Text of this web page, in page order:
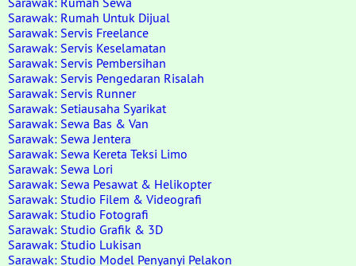
Sarawak: Rumah Untuk Dijual
Sarawak: Servis Freelance
Sarawak: Servis Keselamatan
Sarawak: Servis Pembersihan
Sarawak: Servis Pengedaran Risalah
Sarawak: Servis Runner
Sarawak: Setiausaha Syarikat
Sarawak: Sewa Bas & Van
Sarawak: Sewa Jentera
Sarawak: Sewa Kereta Teksi Limo
Sarawak: Sewa Lori
Sarawak: Sewa Pesawat & Helikopter
Sarawak: Studio Filem & Videografi
Sarawak: Studio Fotografi
Sarawak: Studio Grafik & 3D
Sarawak: Studio Lukisan
Sarawak: Studio Model Penyanyi Pelakon